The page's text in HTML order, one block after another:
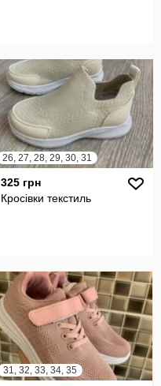
26, 27, 28, 29, 30, 31
325 грн
Кросівки текстиль
31, 32, 33, 34, 35